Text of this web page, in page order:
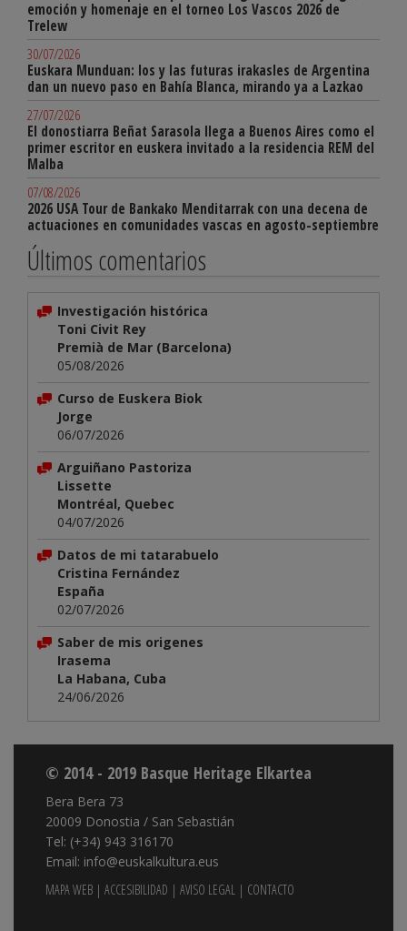
emoción y homenaje en el torneo Los Vascos 2026 de
Trelew
30/07/2026
Euskara Munduan: los y las futuras irakasles de Argentina
dan un nuevo paso en Bahía Blanca, mirando ya a Lazkao
27/07/2026
El donostiarra Beñat Sarasola llega a Buenos Aires como el
primer escritor en euskera invitado a la residencia REM del
Malba
07/08/2026
2026 USA Tour de Bankako Menditarrak con una decena de
actuaciones en comunidades vascas en agosto-septiembre
Últimos comentarios
Investigación histórica
Toni Civit Rey
Premià de Mar (Barcelona)
05/08/2026
Curso de Euskera Biok
Jorge
06/07/2026
Arguiñano Pastoriza
Lissette
Montréal, Quebec
04/07/2026
Datos de mi tatarabuelo
Cristina Fernández
España
02/07/2026
Saber de mis origenes
Irasema
La Habana, Cuba
24/06/2026
© 2014 - 2019 Basque Heritage Elkartea
Bera Bera 73
20009 Donostia / San Sebastián
Tel: (+34) 943 316170
Email: info@euskalkultura.eus
MAPA WEB | ACCESIBILIDAD | AVISO LEGAL | CONTACTO